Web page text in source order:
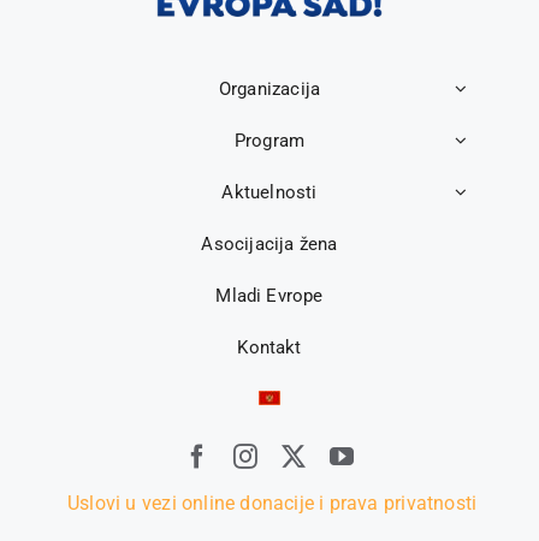
Organizacija
Program
Aktuelnosti
Asocijacija žena
Mladi Evrope
Kontakt
Uslovi u vezi online donacije i prava privatnosti